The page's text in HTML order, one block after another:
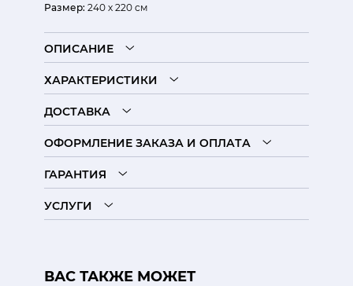
Размер: 240 х 220 см
ОПИСАНИЕ
ХАРАКТЕРИСТИКИ
ДОСТАВКА
ОФОРМЛЕНИЕ ЗАКАЗА И ОПЛАТА
ГАРАНТИЯ
УСЛУГИ
ВАС ТАКЖЕ МОЖЕТ